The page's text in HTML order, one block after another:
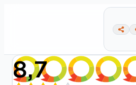
8,7